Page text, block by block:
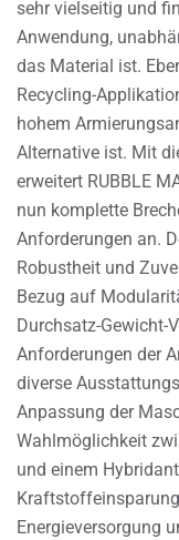
sehr vielseitig und
Anwendung,
das Material ist.
Recycling-
hohem
Alternative ist. Mit
erweitert RUBBLE
nun komplette
Anforderungen an.
Robustheit und
Bezug auf
Durchsatz-Gewicht-
Anforderungen der
diverse
Anpassung der
Wahlmöglichkeit
und einem
Energieversorgung